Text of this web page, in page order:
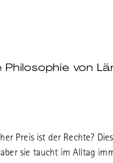
von
Preis ist der Rechte?
sie taucht im Alltag